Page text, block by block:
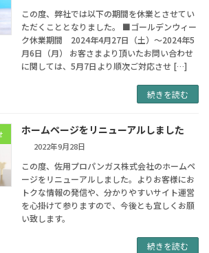
この度、弊社では以下の期間を休業とさせてい
ただくこととなりました。 ■ゴールデンウィー
ク休業期間 2024年4月27日（土）～2024年5
月6日（月） お客さまより頂いたお問い合わせ
に関しては、5月7日より順次ご対応させ […]
続きを読む
ホームページをリニューアルしました
2022年9月28日
この度、佐用プロパンガス株式会社のホームペ
ージをリニューアルしました。よりお客様にお
トクな情報の発信や、分かりやすいサイト運営
を心掛けて参りますので、今後とも宜しくお願
い致します。
続きを読む